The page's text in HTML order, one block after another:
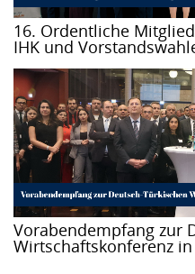
16. Ordentliche
IHK und
Vorabendempfang zur
Wirtschaftskonferenz